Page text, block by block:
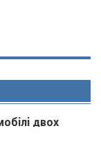
двох